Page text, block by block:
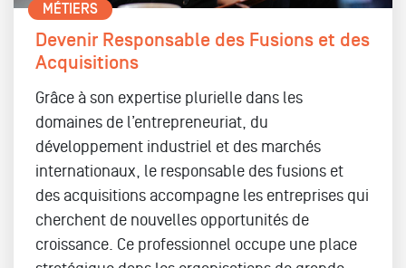
MÉTIERS
Devenir Responsable des Fusions et des
Acquisitions
Grâce à son expertise plurielle dans les
domaines de l’entrepreneuriat, du
développement industriel et des marchés
internationaux, le responsable des fusions et
des acquisitions accompagne les entreprises qui
cherchent de nouvelles opportunités de
croissance. Ce professionnel occupe une place